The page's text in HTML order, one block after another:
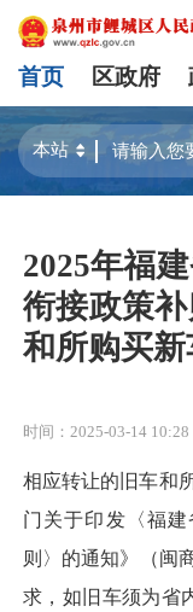
首页 区政府
2025年福
衔接政策
和所购买新
时间：2025-03-14 10:28
相应转让的旧车和
门关于印发〈福
则〉的通知》（闽
求，如旧车须为省